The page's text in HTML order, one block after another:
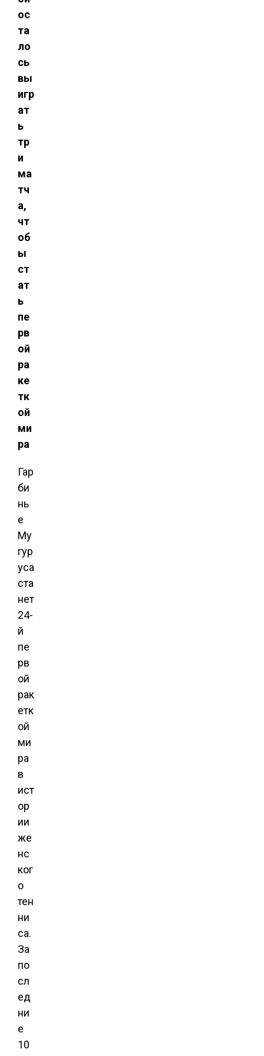
ос
та
ло
сь
вы
игр
ат
ь
тр
и
ма
тч
а,
чт
об
ы
ст
ат
ь
пе
рв
ой
ра
ке
тк
ой
ми
ра
Гар
би
нь
е
Му
гур
уса
ста
нет
24-
й
пе
рв
ой
рак
етк
ой
ми
ра
в
ист
ор
ии
же
нс
ког
о
тен
ни
са.
За
по
сл
ед
ни
е
10